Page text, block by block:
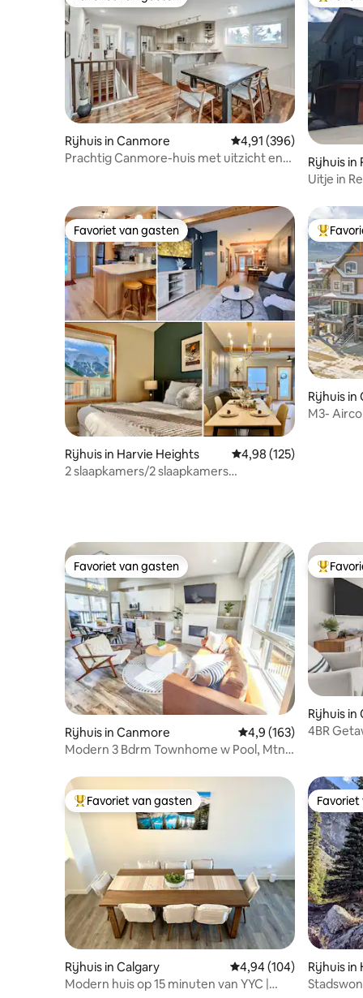
Favoriet van gasten
Rijhuis in Canmore Gemiddelde
4,91 (396)
Prachtig Canmore-huis met uitzicht en
Rijhuis in
Uitje in
Favoriet van gasten
Favoriet van gasten
Rijhuis in Harvie Heights Gemiddelde
4,98 (125)
2 slaapkamers/2 slaapkamers
Rijhuis in
M3-
Favoriet van gasten
Favoriet van gasten
Rijhuis in Canmore Gemiddelde
4,9 (163)
Modern 3 Bdrm Townhome w Pool, Mtn
Rijhuis in
4BR
Topfavoriet van gasten
Favoriet van gasten
Rijhuis in Calgary Gemiddelde
4,94 (104)
Modern huis op 15 minuten van YYC |
Rijhuis in